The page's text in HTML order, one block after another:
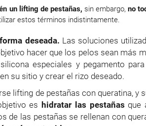
un lifting de pestañas, sin embargo,no
estos términos indistintamente.
deseada. Las soluciones
hacer que los pelos sean más
especiales y pegamento para
su sitio y crear el rizo deseado.
lifting de pestañas con queratina, y
es hidratar las pestañas que
de las pestañas se rellenan con